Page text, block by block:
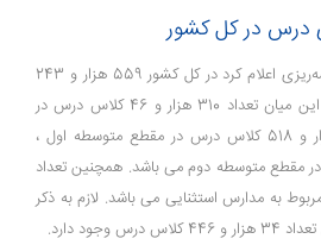
درس در کل کشور
خسرو نظری رئیس مرکز برنامه‌ریزی اعلام کرد در کل کشور 559 هزار و 243
کلاس درس وجود دارد که از این میان تعداد 310 هزار و 46 کلاس درس در
مقطع ابتدایی، تعداد 86 هزار و 518 کلاس درس در مقطع متوسطه اول ،
هزار و 236 کلاس در مقطع متوسطه دوم می باشد. همچنین تعداد
درسی مربوط به مدارس استثنایی می باشد. لازم به ذکر
دارد.